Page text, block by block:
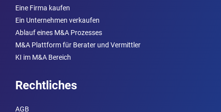
Eine Firma kaufen
Ein Unternehmen verkaufen
Ablauf eines M&A Prozesses
M&A Plattform für Berater und Vermittler
KI im M&A Bereich
Rechtliches
AGB